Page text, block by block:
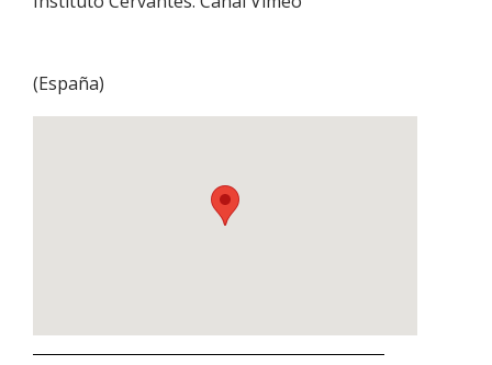
(España)